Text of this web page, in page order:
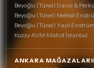
Beyoğlu (Tünel) Davul &
Beyoğlu (Tünel) Nefesli
Beyoğlu (Tünel) Yaylı
Kozzy AVM•Mall of İstanbul
ANKARA